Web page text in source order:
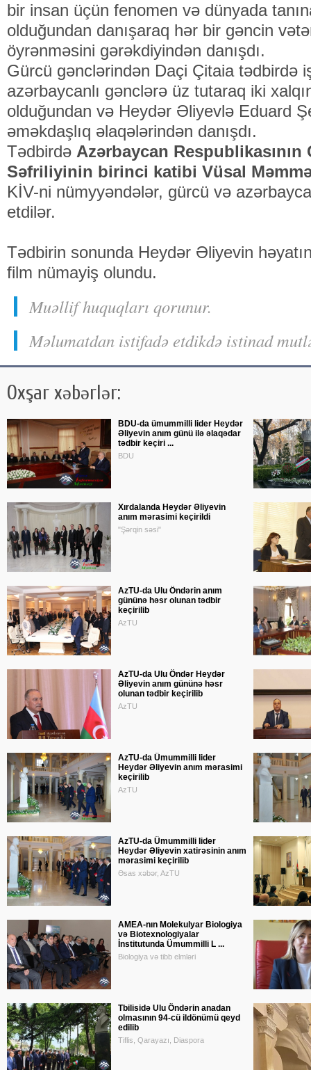
bir insan üçün fenomen və dünyada
olduğundan danışaraq hər bir gəncin
öyrənməsini gərəkdiyindən danışdı.
Gürcü gənclərindən Daçi Çitaia tədbirdə
azərbaycanlı gənclərə üz tutaraq iki
olduğundan və Heydər Əliyevlə Eduard
əməkdaşlıq əlaqələrindən danışdı.
Tədbirdə Azərbaycan Respublikasının
Səfriliyinin birinci katibi Vüsal
KİV-ni nümyyəndələr, gürcü və
etdilər.
Tədbirin sonunda Heydər Əliyevin
film nümayiş olundu.
Muəllif huquqları qorunur.
Məlumatdan istifadə etdikdə istinad
Oxşar xəbərlər:
BDU-da ümummilli lider Heydər
Əliyevin anım günü ilə əlaqədar
tədbir keçiri ...
BDU
Xırdalanda Heydər Əliyevin
anım mərasimi keçirildi
"Şərqin səsi"
AzTU-da Ulu Öndərin anım
gününə həsr olunan tədbir
keçirilib
AzTU
AzTU-da Ulu Öndər Heydər
Əliyevin anım gününə həsr
olunan tədbir keçirilib
AzTU
AzTU-da Ümummilli lider
Heydər Əliyevin anım mərasimi
keçirilib
AzTU
AzTU-da Ümummilli lider
Heydər Əliyevin xatirəsinin anım
mərasimi keçirilib
Əsas xəbər, AzTU
AMEA-nın Molekulyar Biologiya
və Biotexnologiyalar
İnstitutunda Ümummilli L ...
Biologiya və tibb elmləri
Tbilisidə Ulu Öndərin anadan
olmasının 94-cü ildönümü qeyd
edilib
Tiflis, Qarayazı, Diaspora